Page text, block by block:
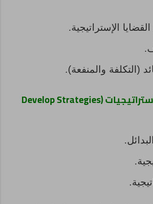
الإستراتيجية.
(التكلفة والمنفعة).
د- طور واختر إستراتيجيات (Develop Strategies